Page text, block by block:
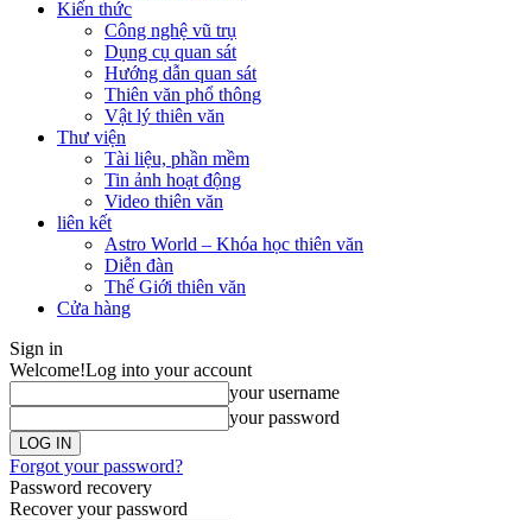
Kiến thức
Công nghệ vũ trụ
Dụng cụ quan sát
Hướng dẫn quan sát
Thiên văn phổ thông
Vật lý thiên văn
Thư viện
Tài liệu, phần mềm
Tin ảnh hoạt động
Video thiên văn
liên kết
Astro World – Khóa học thiên văn
Diễn đàn
Thế Giới thiên văn
Cửa hàng
Sign in
Welcome!Log into your account
your username
your password
Forgot your password?
Password recovery
Recover your password